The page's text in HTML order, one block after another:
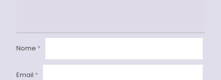
Nome *
Email *